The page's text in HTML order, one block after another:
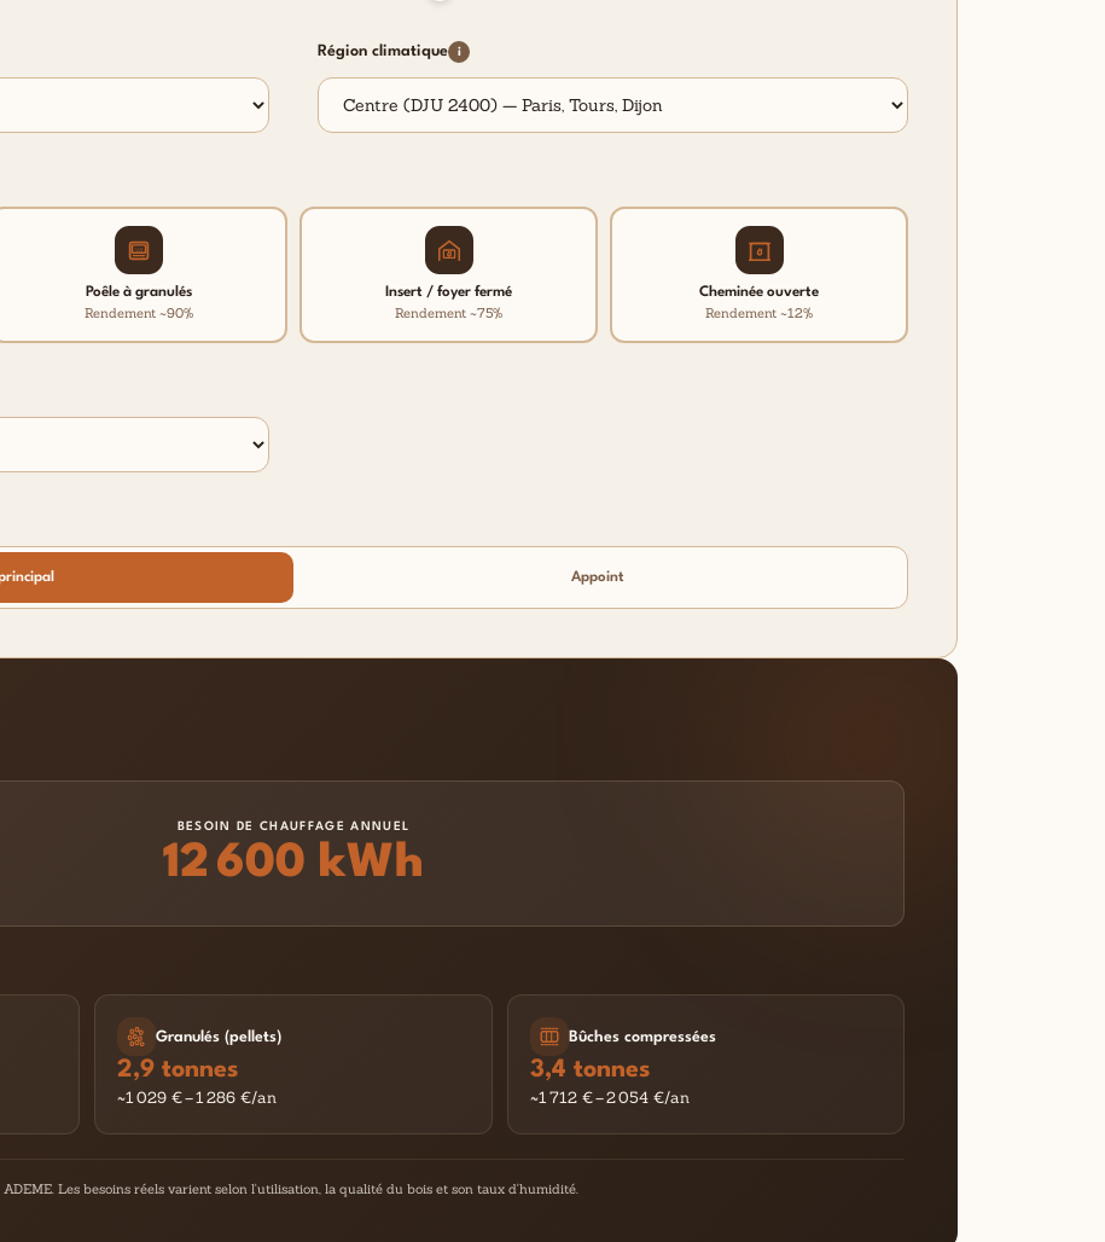
Région climatique i
Poêle à granulés
Rendement ~90%
Insert / foyer fermé
Rendement ~75%
Cheminée ouverte
Rendement ~12%
Appoint
BESOIN DE CHAUFFAGE ANNUEL
12 600 kWh
Granulés (pellets)
2,9 tonnes
~1 029 € – 1 286 €/an
Bûches compressées
3,4 tonnes
~1 712 € – 2 054 €/an
Les besoins réels varient selon l'utilisation, la qualité du bois et son taux d'humidité.